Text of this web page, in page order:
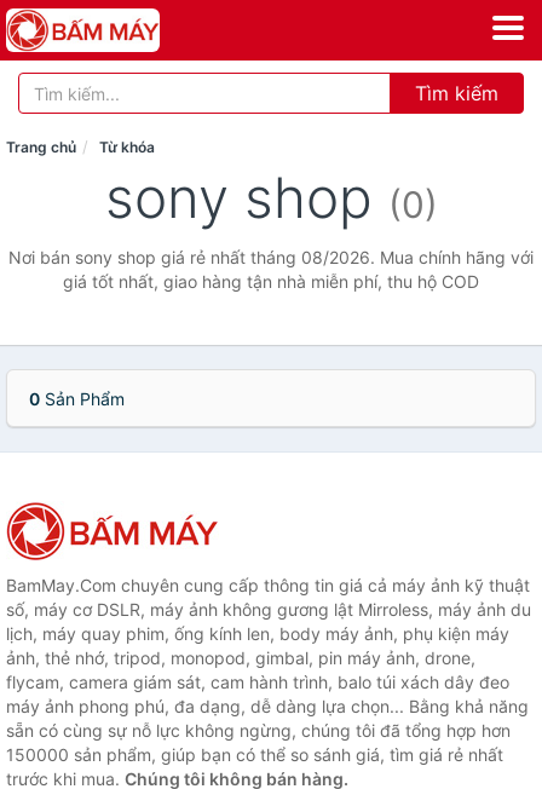
Tìm kiếm
Trang chủ Từ khóa
sony shop (0)
Nơi bán sony shop giá rẻ nhất tháng 08/2026. Mua chính hãng với
giá tốt nhất, giao hàng tận nhà miễn phí, thu hộ COD
0 Sản Phẩm
BamMay.Com chuyên cung cấp thông tin giá cả máy ảnh kỹ thuật
số, máy cơ DSLR, máy ảnh không gương lật Mirroless, máy ảnh du
lịch, máy quay phim, ống kính len, body máy ảnh, phụ kiện máy
ảnh, thẻ nhớ, tripod, monopod, gimbal, pin máy ảnh, drone,
flycam, camera giám sát, cam hành trình, balo túi xách dây đeo
máy ảnh phong phú, đa dạng, dễ dàng lựa chọn... Bằng khả năng
sẵn có cùng sự nỗ lực không ngừng, chúng tôi đã tổng hợp hơn
150000 sản phẩm, giúp bạn có thể so sánh giá, tìm giá rẻ nhất
trước khi mua. Chúng tôi không bán hàng.